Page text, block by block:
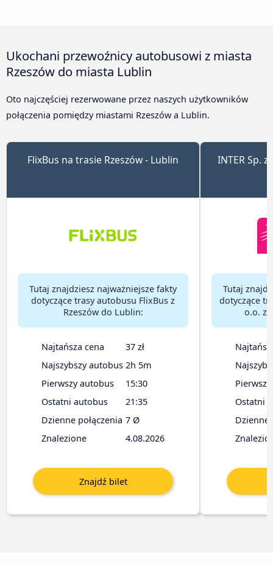
Ukochani przewoźnicy autobusowi z miasta
Rzeszów do miasta Lublin
Oto najczęściej rezerwowane przez naszych użytkowników
połączenia pomiędzy miastami Rzeszów a Lublin.
FlixBus na trasie Rzeszów - Lublin
Tutaj znajdziesz najważniejsze fakty
dotyczące trasy autobusu FlixBus z
Rzeszów do Lublin:
Najtańsza cena
37 zł
Najszybszy autobus 2h 5m
Pierwszy autobus
15:30
Ostatni autobus
21:35
Dzienne połączenia 7 Ø
Znalezione
4.08.2026
INTER Sp.
Tutaj
dotyczące
o.o. z
Ostatni
Dzienne